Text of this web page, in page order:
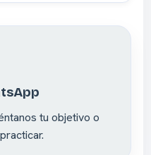
tu objetivo o